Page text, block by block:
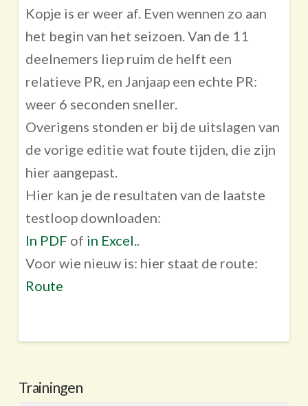
Kopje is er weer af. Even wennen zo aan
het begin van het seizoen. Van de 11
deelnemers liep ruim de helft een
relatieve PR, en Janjaap een echte PR:
weer 6 seconden sneller.
Overigens stonden er bij de uitslagen van
de vorige editie wat foute tijden, die zijn
hier aangepast.
Hier kan je de resultaten van de laatste
testloop downloaden:
In PDF of in Excel..
Voor wie nieuw is: hier staat de route:
Route
Trainingen